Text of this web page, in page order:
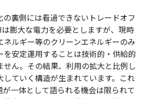
の裏側には看過できないトレードオフ
膨大な電力を必要としますが、現時
ネルギー等のクリーンエネルギーのみ
を安定運用することは技術的・供給的
せん。その結果、利用の拡大と比例し
していく構造が生まれています。これ
が一体として語られる機会は限られて